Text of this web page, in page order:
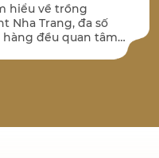
Nha Trang
hiểu về trồng
Nha Trang, đa số
hàng đều quan tâm
vấn đề lớn nhất: kết